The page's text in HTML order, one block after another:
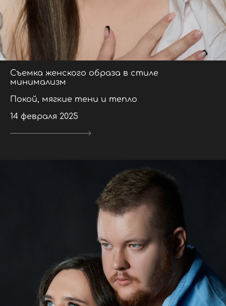
Съемка женского образа в стиле
минимализм
Покой, мягкие тени и тепло
14 февраля 2025